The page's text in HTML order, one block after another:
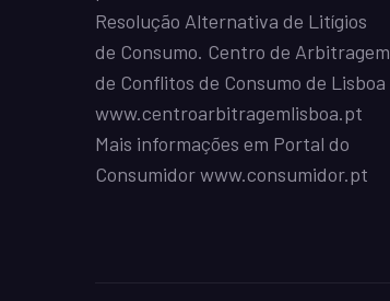
Resolução Alternativa de Litígios
de Consumo. Centro de Arbitragem
de Conflitos de Consumo de Lisboa
www.centroarbitragemlisboa.pt
Mais informações em Portal do
Consumidorwww.consumidor.pt